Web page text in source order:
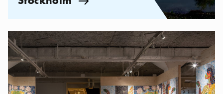
Kategorier:Sevärdheter, Museer med gratis inträde i Stockholm